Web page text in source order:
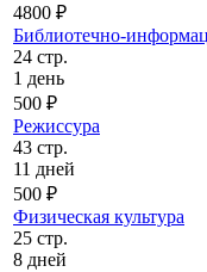
4800 ₽
Библиотечно-
24 стр.
1 день
500 ₽
Режиссура
43 стр.
11 дней
500 ₽
Физическая культура
25 стр.
8 дней